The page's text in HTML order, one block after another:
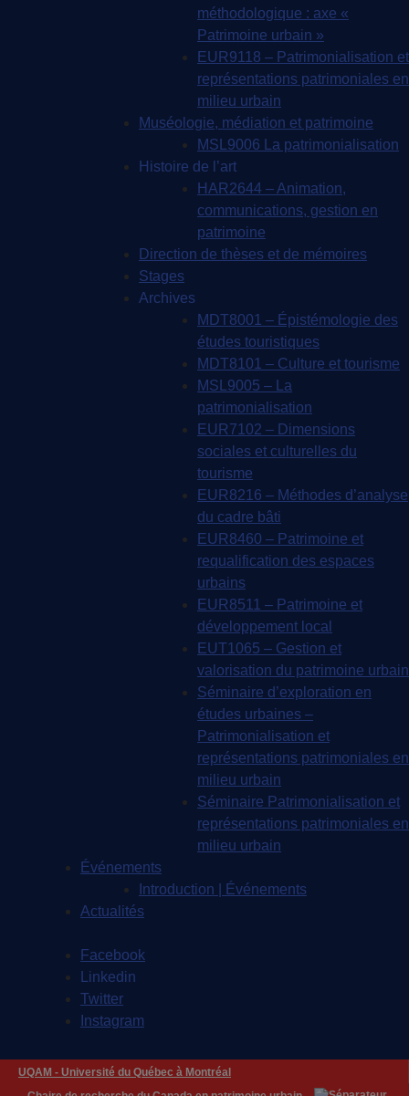
méthodologique : axe «
Patrimoine urbain »
EUR9118 – Patrimonialisation et
représentations patrimoniales en
milieu urbain
Muséologie, médiation et patrimoine
MSL9006 La patrimonialisation
Histoire de l’art
HAR2644 – Animation,
communications, gestion en
patrimoine
Direction de thèses et de mémoires
Stages
Archives
MDT8001 – Épistémologie des
études touristiques
MDT8101 – Culture et tourisme
MSL9005 – La
patrimonialisation
EUR7102 – Dimensions
sociales et culturelles du
tourisme
EUR8216 – Méthodes d’analyse
du cadre bâti
EUR8460 – Patrimoine et
requalification des espaces
urbains
EUR8511 – Patrimoine et
développement local
EUT1065 – Gestion et
valorisation du patrimoine urbain
Séminaire d’exploration en
études urbaines –
Patrimonialisation et
représentations patrimoniales en
milieu urbain
Séminaire Patrimonialisation et
représentations patrimoniales en
milieu urbain
Événements
Introduction | Événements
Actualités
Facebook
Linkedin
Twitter
Instagram
UQAM - Université du Québec à Montréal